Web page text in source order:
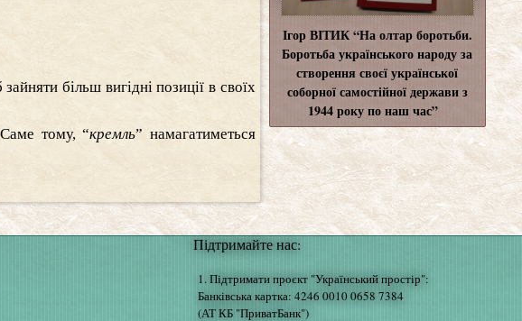
більш вигідні позиції в своїх
Саме тому, “кремль” намагатиметься
Ігор ВІТИК “На олтар боротьби.
Боротьба українського народу за
створення своєї української
соборної самостійної держави з
1944 року по наш час”
Підтримайте нас:
1. Підтримати проєкт "Український простір":
Банківська картка: 4246 0010 0658 7384
(АТ КБ "ПриватБанк")